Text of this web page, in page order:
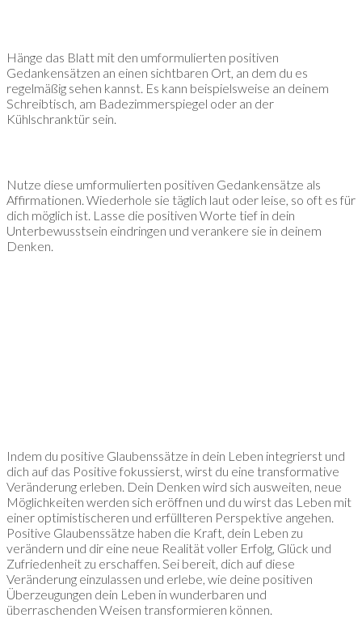
Hänge das Blatt mit den umformulierten positiven
Gedankensätzen an einen sichtbaren Ort, an dem du es
regelmäßig sehen kannst. Es kann beispielsweise an deinem
Schreibtisch, am Badezimmerspiegel oder an der
Kühlschranktür sein.
Nutze diese umformulierten positiven Gedankensätze als
Affirmationen. Wiederhole sie täglich laut oder leise, so oft es für
dich möglich ist. Lasse die positiven Worte tief in dein
Unterbewusstsein eindringen und verankere sie in deinem
Denken.
Indem du positive Glaubenssätze in dein Leben integrierst und
dich auf das Positive fokussierst, wirst du eine transformative
Veränderung erleben. Dein Denken wird sich ausweiten, neue
Möglichkeiten werden sich eröffnen und du wirst das Leben mit
einer optimistischeren und erfüllteren Perspektive angehen.
Positive Glaubenssätze haben die Kraft, dein Leben zu
verändern und dir eine neue Realität voller Erfolg, Glück und
Zufriedenheit zu erschaffen. Sei bereit, dich auf diese
Veränderung einzulassen und erlebe, wie deine positiven
Überzeugungen dein Leben in wunderbaren und
überraschenden Weisen transformieren können.